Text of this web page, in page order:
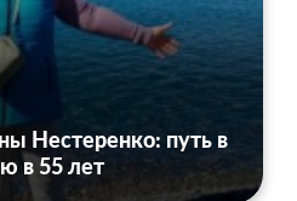
Нестеренко: путь в
в 55 лет